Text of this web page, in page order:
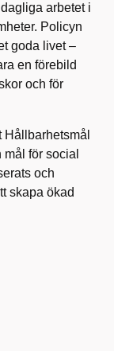
arbetet i
Policyn
goda livet –
en förebild
och för
för social
och
skapa ökad